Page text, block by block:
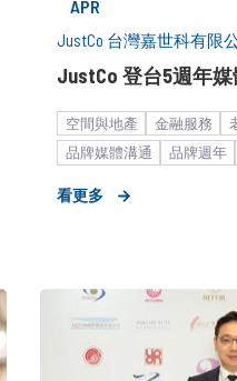
APR
JustCo 台灣嘉世科有限
JustCo 登台5週年
空間與地產 金融服務
品牌媒體溝通
品牌週年
看更多